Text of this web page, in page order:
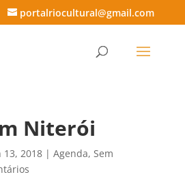
portalriocultural@gmail.com
Niterói
13, 2018| Agenda, Sem